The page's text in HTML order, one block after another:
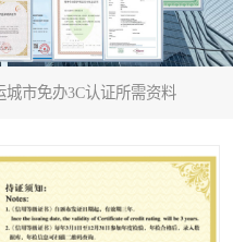
城市免办3C认证所需资料